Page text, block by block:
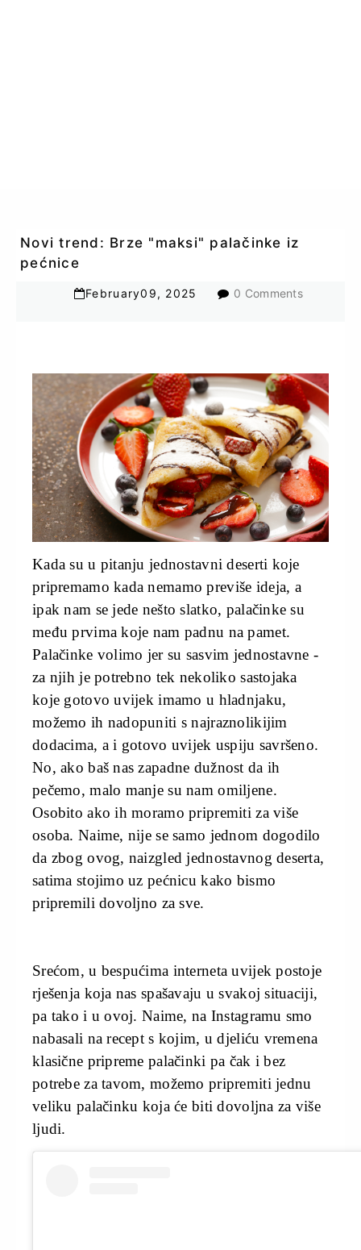
Novi trend: Brze "maksi" palačinke iz
pećnice
February09, 2025 0 Comments
Kada su u pitanju jednostavni deserti koje
pripremamo kada nemamo previše ideja, a
ipak nam se jede nešto slatko, palačinke su
među prvima koje nam padnu na pamet.
Palačinke volimo jer su sasvim jednostavne -
za njih je potrebno tek nekoliko sastojaka
koje gotovo uvijek imamo u hladnjaku,
možemo ih nadopuniti s najraznolikijim
dodacima, a i gotovo uvijek uspiju savršeno.
No, ako baš nas zapadne dužnost da ih
pečemo, malo manje su nam omiljene.
Osobito ako ih moramo pripremiti za više
osoba. Naime, nije se samo jednom dogodilo
da zbog ovog, naizgled jednostavnog deserta,
satima stojimo uz pećnicu kako bismo
pripremili dovoljno za sve.
Srećom, u bespućima interneta uvijek postoje
rješenja koja nas spašavaju u svakoj situaciji,
pa tako i u ovoj. Naime, na Instagramu smo
nabasali na recept s kojim, u djeliću vremena
klasične pripreme palačinki pa čak i bez
potrebe za tavom, možemo pripremiti jednu
veliku palačinku koja će biti dovoljna za više
ljudi.